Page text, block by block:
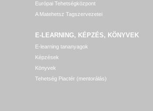
Európai Tehetségközpont
A Matehetsz Tagszervezetei
E-LEARNING, KÉPZÉS, KÖNYVEK
E-learning tananyagok
Képzések
Könyvek
Tehetség Piactér (mentorálás)